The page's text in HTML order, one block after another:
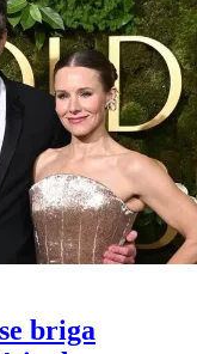
briga